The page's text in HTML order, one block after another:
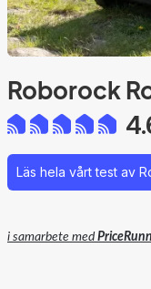
Roborock
Läs hela vårt test av
i samarbete med